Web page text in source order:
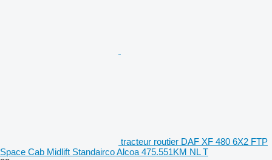
tracteur routier DAF XF 480 6X2 FTP
Space Cab Midlift Standairco Alcoa 475.551KM NL T